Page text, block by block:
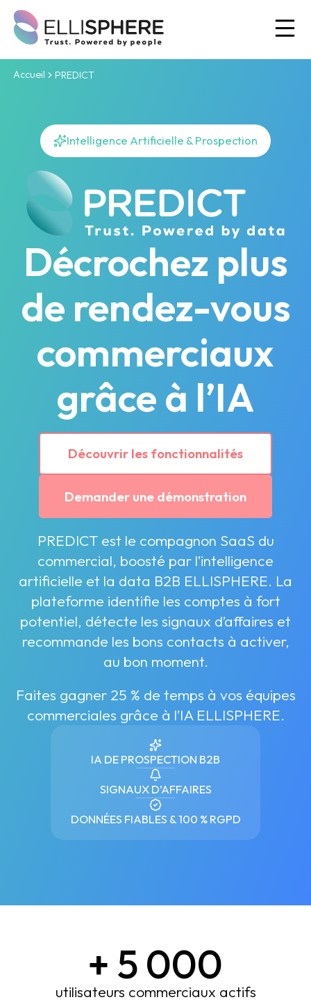
Accueil PREDICT
Intelligence Artificielle & Prospection
Décrochez plus
de rendez-vous
commerciaux
grâce à l’IA
PREDICT est le compagnon SaaS du
commercial, boosté par l’intelligence
artificielle et la data B2B ELLISPHERE. La
plateforme identifie les comptes à fort
potentiel, détecte les signaux d’affaires et
recommande les bons contacts à activer,
au bon moment.
Faites gagner 25 % de temps à vos équipes
commerciales grâce à l’IA ELLISPHERE.
IA DE PROSPECTION B2B
SIGNAUX D’AFFAIRES
DONNÉES FIABLES & 100 % RGPD
Découvrir les fonctionnalités
Demander une démonstration
+ 5 000
utilisateurs commerciaux actifs